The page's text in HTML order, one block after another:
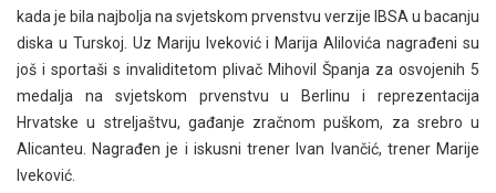
kada je bila najbolja na svjetskom prvenstvu verzije IBSA u bacanju
diska u Turskoj. Uz Mariju Iveković i Marija Alilovića nagrađeni su
još i sportaši s invaliditetom plivač Mihovil Španja za osvojenih 5
medalja na svjetskom prvenstvu u Berlinu i reprezentacija
Hrvatske u streljaštvu, gađanje zračnom puškom, za srebro u
Alicanteu. Nagrađen je i iskusni trener Ivan Ivančić, trener Marije
Iveković.